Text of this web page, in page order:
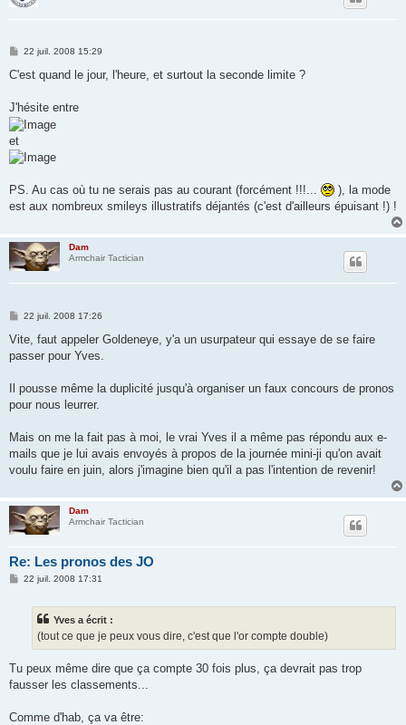
M
s
g
e
22 juil. 2008 15:29
C'est quand le jour, l'heure, et surtout la seconde limite ?
J'hésite entre
et
PS. Au cas où tu ne serais pas au courant (forcément !!!...
), la mode
est aux nombreux smileys illustratifs déjantés (c'est d'ailleurs épuisant !) !
Dam
Armchair Tactician
M
s
a
22 juil. 2008 17:26
Vite, faut appeler Goldeneye, y'a un usurpateur qui essaye de se faire
passer pour Yves.
Il pousse même la duplicité jusqu'à organiser un faux concours de pronos
pour nous leurrer.
Mais on me la fait pas à moi, le vrai Yves il a même pas répondu aux e-
mails que je lui avais envoyés à propos de la journée mini-ji qu'on avait
voulu faire en juin, alors j'imagine bien qu'il a pas l'intention de revenir!
Dam
Armchair Tactician
Re: Les pronos des JO
M22 juil. 2008 17:31
Yves a écrit :
(tout ce que je peux vous dire, c'est que l'or compte double)
Tu peux même dire que ça compte 30 fois plus, ça devrait pas trop
fausser les classements...
Comme d'hab, ça va être: